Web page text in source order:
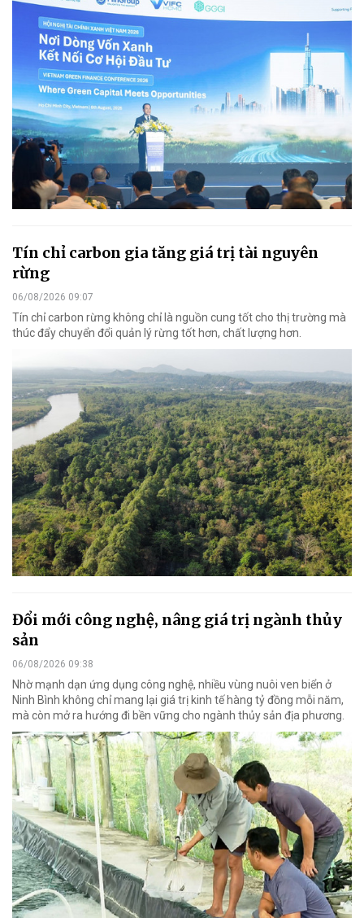
Tín chỉ carbon gia tăng giá trị tài nguyên
rừng
06/08/2026 09:07
Tín chỉ carbon rừng không chỉ là nguồn cung tốt cho thị trường mà
thúc đẩy chuyển đổi quản lý rừng tốt hơn, chất lượng hơn.
Đổi mới công nghệ, nâng giá trị ngành thủy
sản
06/08/2026 09:38
Nhờ mạnh dạn ứng dụng công nghệ, nhiều vùng nuôi ven biển ở
Ninh Bình không chỉ mang lại giá trị kinh tế hàng tỷ đồng mỗi năm,
mà còn mở ra hướng đi bền vững cho ngành thủy sản địa phương.